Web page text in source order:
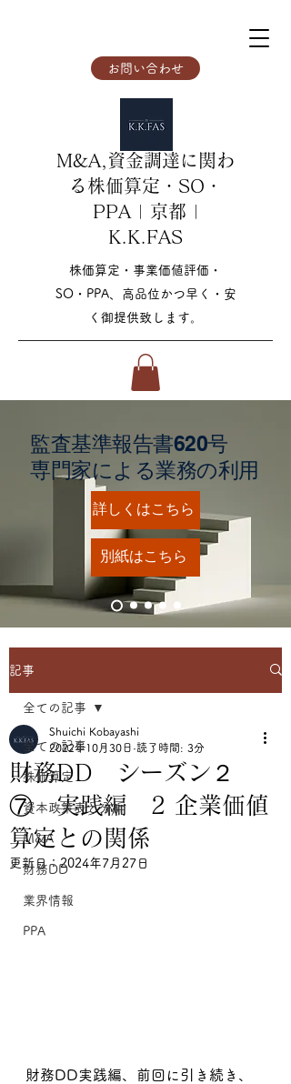
お問い合わせ
M&A,資金調達に関わ
る株価算定・SO・
PPA | 京都 |
K.K.FAS
株価算定・事業価値評価・
SO・PPA、高品位かつ早く・安
く御提供致します。
監査基準報告書620号
​専門家による業務の利用
詳しくはこちら
別紙はこちら
記事
全ての記事
株価算定
資本政策表と分析
M&A
財務DD
業界情報
PPA
全ての記事
財務DD シーズン２
⑦ 実践編 2 企業価値
算定との関係
Shuichi Kobayashi
2022年10月30日 読了時間: 3分
更新日：2024年7月27日
財務DD実践編、前回に引き続き、